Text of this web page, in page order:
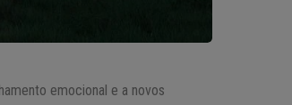
emocional e a novos